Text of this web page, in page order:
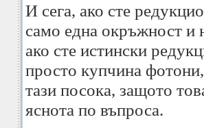
И сега, ако сте
само една окръжност и
ако сте истински
просто купчина
тази посока, защото
яснота по въпроса.